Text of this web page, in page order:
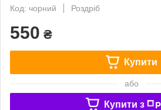
Код: чорний
Роздріб
550 ₴
Купити
або
Купити з